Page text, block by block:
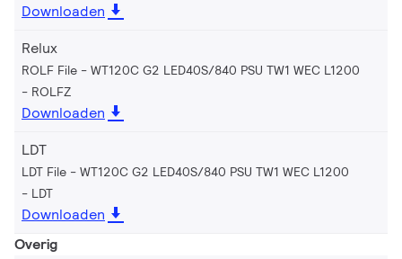
Downloaden
Relux
ROLF File - WT120C G2 LED40S/840 PSU TW1 WEC L1200
ROLFZ
Downloaden
LDT
LDT File - WT120C G2 LED40S/840 PSU TW1 WEC L1200
LDT
Downloaden
Overig